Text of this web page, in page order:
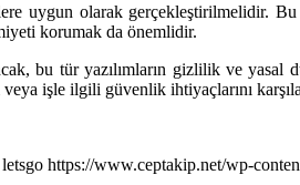
uygun olarak gerçekleştirilmelidir.
korumak da önemlidir.
bu tür yazılımların gizlilik ve yasal
işle ilgili güvenlik ihtiyaçlarını
letsgo https://www.ceptakip.net/wp-